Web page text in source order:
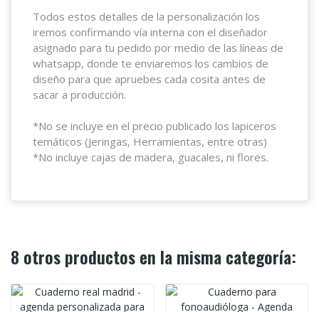
Todos estos detalles de la personalización los
iremos confirmando vía interna con el diseñador
asignado para tu pedido por medio de las líneas de
whatsapp, donde te enviaremos los cambios de
diseño para que apruebes cada cosita antes de
sacar a producción.
*No se incluye en el precio publicado los lapiceros
temáticos (Jeringas, Herramientas, entre otras)
*No incluye cajas de madera, guacales, ni flores.
8 otros productos en la misma categoría: